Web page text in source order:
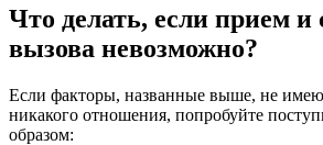
Что делать, если прием и
вызова невозможно?
Если факторы, названные выше, не
никакого отношения, попробуйте
образом: